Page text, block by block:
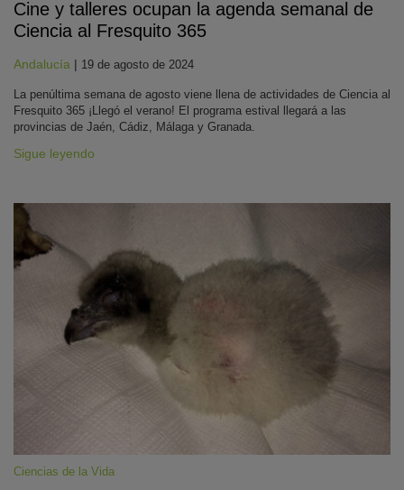
Cine y talleres ocupan la agenda semanal de
Ciencia al Fresquito 365
Andalucía | 19 de agosto de 2024
La penúltima semana de agosto viene llena de actividades de Ciencia al
Fresquito 365 ¡Llegó el verano! El programa estival llegará a las
provincias de Jaén, Cádiz, Málaga y Granada.
Sigue leyendo
Ciencias de la Vida